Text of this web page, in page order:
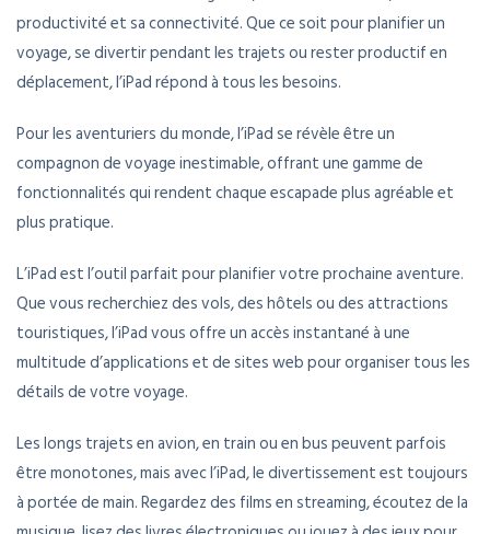
productivité et sa connectivité. Que ce soit pour planifier un
voyage, se divertir pendant les trajets ou rester productif en
déplacement, l’iPad répond à tous les besoins.
Pour les aventuriers du monde, l’iPad se révèle être un
compagnon de voyage inestimable, offrant une gamme de
fonctionnalités qui rendent chaque escapade plus agréable et
plus pratique.
L’iPad est l’outil parfait pour planifier votre prochaine aventure.
Que vous recherchiez des vols, des hôtels ou des attractions
touristiques, l’iPad vous offre un accès instantané à une
multitude d’applications et de sites web pour organiser tous les
détails de votre voyage.
Les longs trajets en avion, en train ou en bus peuvent parfois
être monotones, mais avec l’iPad, le divertissement est toujours
à portée de main. Regardez des films en streaming, écoutez de la